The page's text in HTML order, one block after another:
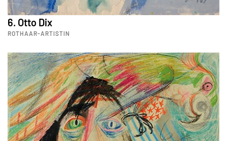
6. Otto Dix
ROTHAAR-ARTISTIN